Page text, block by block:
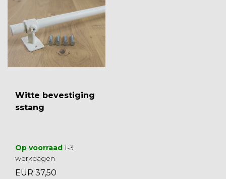
Witte bevestiging
sstang
Op voorraad1-3
werkdagen
EUR 37,50